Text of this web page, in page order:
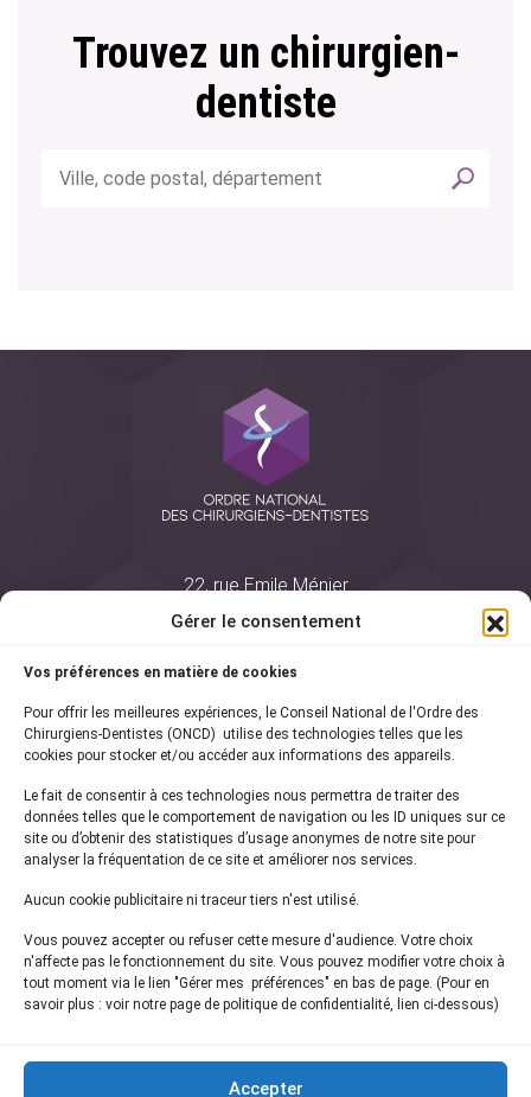
Gérer le consentement
Vos préférences en matière de cookies
Pour offrir les meilleures expériences, le Conseil National de l'Ordre des
Chirurgiens-Dentistes (ONCD) utilise des technologies telles que les
cookies pour stocker et/ou accéder aux informations des appareils.
Le fait de consentir à ces technologies nous permettra de traiter des
données telles que le comportement de navigation ou les ID uniques sur ce
site ou d’obtenir des statistiques d’usage anonymes de notre site pour
analyser la fréquentation de ce site et améliorer nos services.
Aucun cookie publicitaire ni traceur tiers n'est utilisé.
Vous pouvez accepter ou refuser cette mesure d'audience. Votre choix
n'affecte pas le fonctionnement du site. Vous pouvez modifier votre choix à
tout moment via le lien "Gérer mes préférences" en bas de page. (Pour en
savoir plus : voir notre page de politique de confidentialité, lien ci-dessous)
Accepter
Trouvez un chirurgien-
dentiste
22, rue Emile Ménier
75761 Paris Cedex 16
01 44 34 78 80
courrier@oncd.org
Actualités
Presse
Informations légales
Plan du site
Inscrivez-vous à notrenewsletter